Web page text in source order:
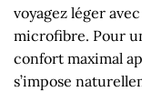
voyagez léger
microfibre. Pour
confort maximal
s’impose